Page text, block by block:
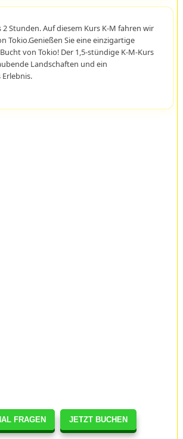
FRAGEN JETZT BUCHEN
2 Stunden. Auf diesem Kurs K-M fahren wir
Tokio.Genießen Sie eine einzigartige
von Tokio! Der 1,5-stündige K-M-Kurs
Landschaften und ein